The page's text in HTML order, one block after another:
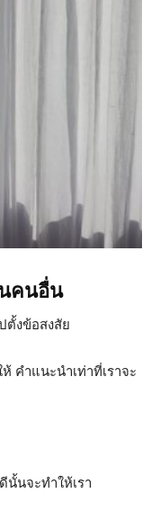
คนอื่น
ตั้งข้อสงสัย
คำแนะนำเท่าที่เราจะ
นั้นจะทำให้เรา